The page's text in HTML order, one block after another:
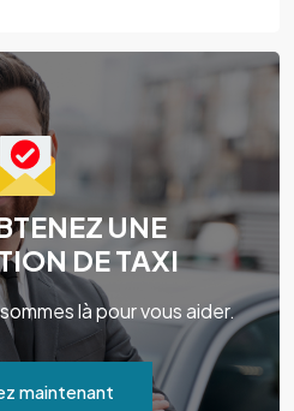
UNE
DE TAXI
là pour vous aider.
maintenant